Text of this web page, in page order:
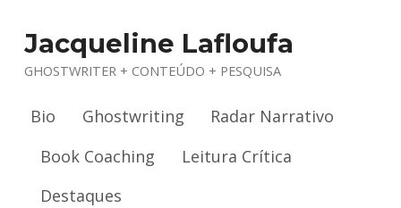
Jacqueline Lafloufa
GHOSTWRITER + CONTEÚDO + PESQUISA
Bio Ghostwriting
Radar Narrativo
Book Coaching
Leitura Crítica
Destaques